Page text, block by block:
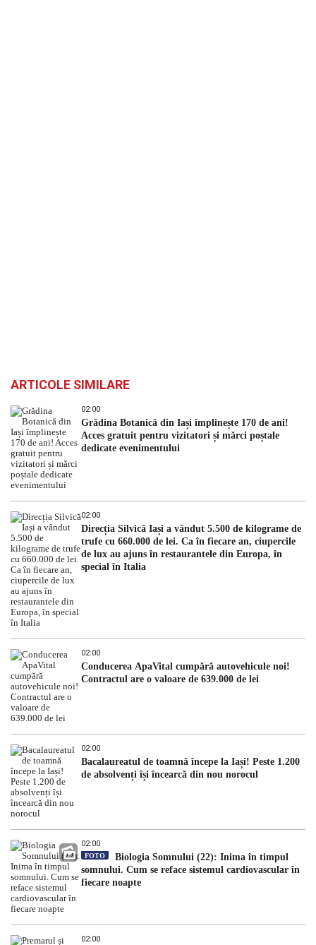
ARTICOLE SIMILARE
02:00
Grădina Botanică din Iași împlinește 170 de ani!
Acces gratuit pentru vizitatori și mărci poștale
dedicate evenimentului
02:00
Direcția Silvică Iași a vândut 5.500 de kilograme de
trufe cu 660.000 de lei. Ca în fiecare an, ciupercile
de lux au ajuns în restaurantele din Europa, în
special în Italia
02:00
Conducerea ApaVital cumpără autovehicule noi!
Contractul are o valoare de 639.000 de lei
02:00
Bacalaureatul de toamnă începe la Iași! Peste 1.200
de absolvenți își încearcă din nou norocul
02:00
FOTO
Biologia Somnului (22): Inima în timpul
somnului. Cum se reface sistemul cardiovascular în
fiecare noapte
02:00